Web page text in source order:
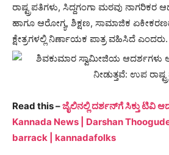
ರಾಷ್ಟ್ರಪತಿಗಳು, ಸಿದ್ದಗಂಗಾ ಮಠವು ನಾಗರಿಕರ
ಹಾಗೂ ಆರೋಗ್ಯ, ಶಿಕ್ಷಣ, ಸಾಮಾಜಿಕ
ಕ್ಷೇತ್ರಗಳಲ್ಲಿ ನಿರ್ಣಾಯಕ ಪಾತ್ರ ವಹಿಸಿದೆ ಎಂದರು.
Read this –ಜೈಲಿನಲ್ಲಿ ದರ್ಶನ್​​ಗೆ ಸಿಕ್ತು ಟಿವಿ
Kannada News | Darshan
barrack | kannadafolks